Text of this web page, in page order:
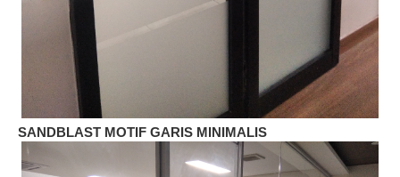
SANDBLAST MOTIF GARIS MINIMALIS